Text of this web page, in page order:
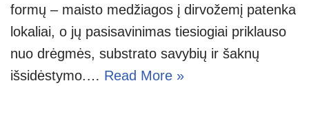
formų – maisto medžiagos į dirvožemį patenka
lokaliai, o jų pasisavinimas tiesiogiai priklauso
nuo drėgmės, substrato savybių ir šaknų
išsidėstymo.… Read More »